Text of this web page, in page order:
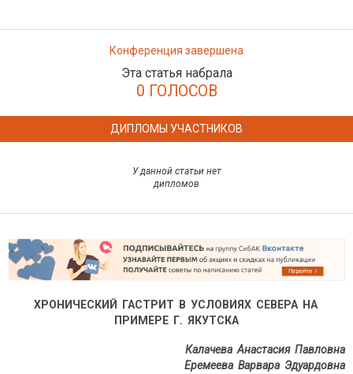
Конференция завершена
Эта статья набрала
0 ГОЛОСОВ
ДИПЛОМЫ УЧАСТНИКОВ
У данной статьи нет
дипломов
ХРОНИЧЕСКИЙ ГАСТРИТ В УСЛОВИЯХ СЕВЕРА НА
ПРИМЕРЕ Г. ЯКУТСКА
Калачева Анастасия Павловна
Еремеева Варвара Эдуардовна